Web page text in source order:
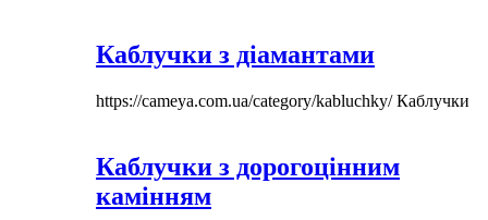
Каблучки з діамантами
https://cameya.com.ua/category/kabluchky/Каблучки
Каблучки з дорогоцінним
камінням